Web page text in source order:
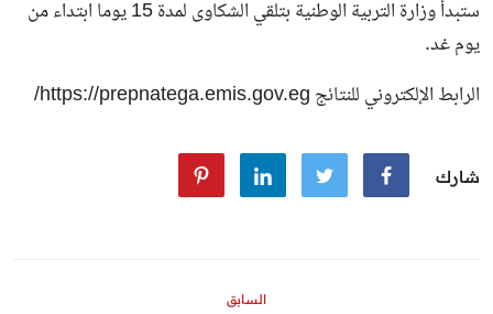
ستبدأ وزارة التربية الوطنية بتلقي الشكاوى لمدة 15 يوما ابتداء من
يوم غد.
الرابط الإلكتروني للنتائج https://prepnatega.emis.gov.eg/
شارك
السابق